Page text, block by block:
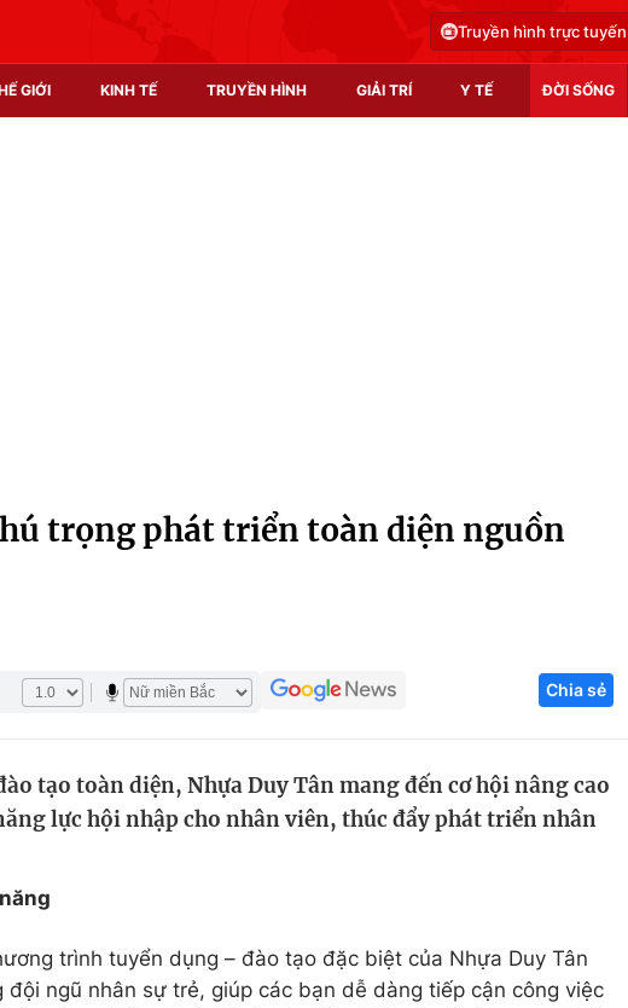
Truyền hình trực tuyến
GIỚI KINH TẾ TRUYỀN HÌNH GIẢI TRÍ Y TẾ ĐỜI SỐNG
Infographic
sống
Tuyển sinh
Hitech Công
Thị trường
trọng phát triển toàn diện nguồn
Chia sẻ
tạo toàn diện, Nhựa Duy Tân mang đến cơ hội nâng cao
lực hội nhập cho nhân viên, thúc đẩy phát triển nhân
trình tuyển dụng – đào tạo đặc biệt của Nhựa Duy Tân
ngũ nhân sự trẻ, giúp các bạn dễ dàng tiếp cận công việc